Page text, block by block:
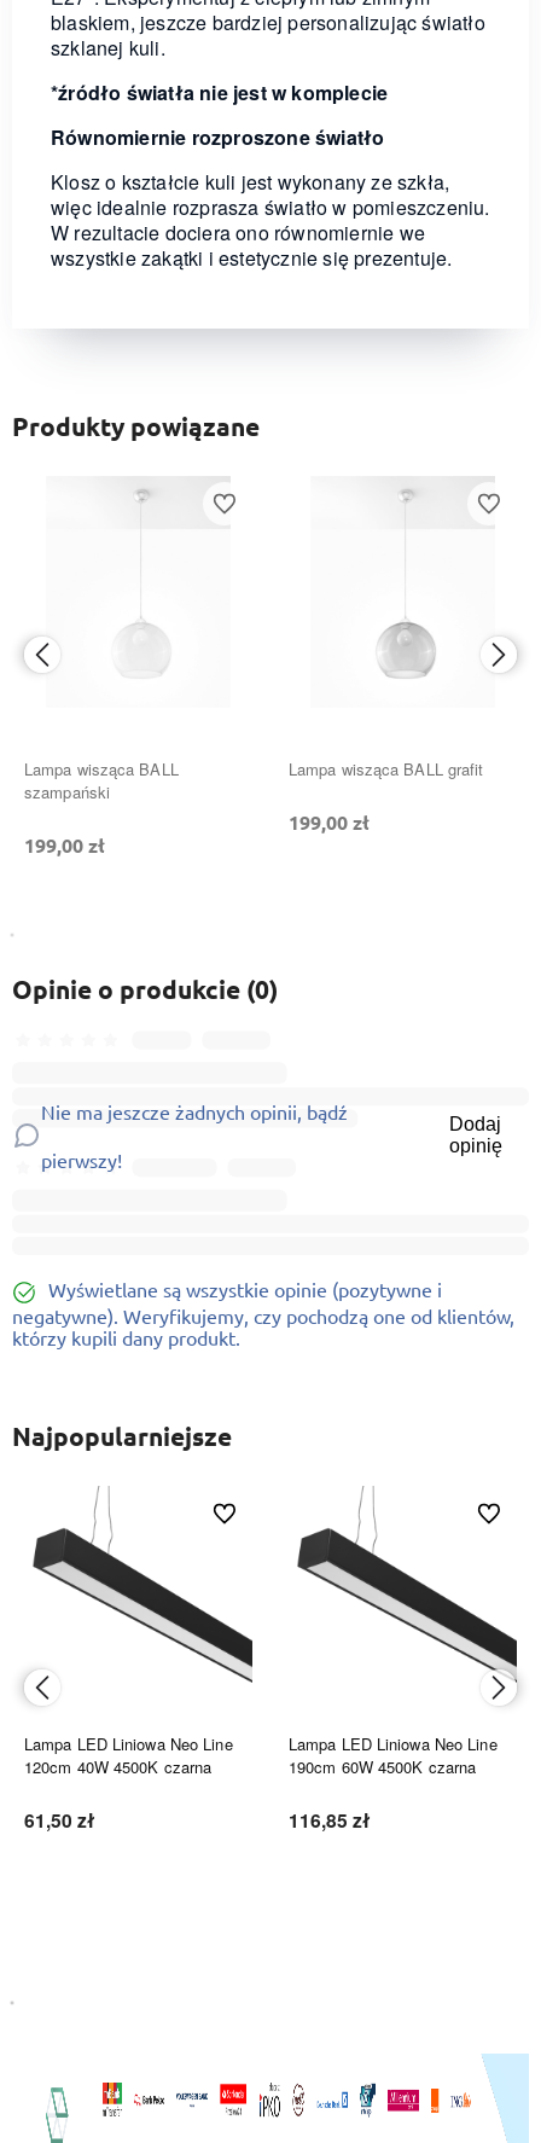
blaskiem, jeszcze bardziej personalizując światło
szklanej kuli.
*źródło światła nie jest w komplecie
Równomiernie rozproszone światło
Klosz o kształcie kuli jest wykonany ze szkła,
więc idealnie rozprasza światło w pomieszczeniu.
W rezultacie dociera ono równomiernie we
wszystkie zakątki i estetycznie się prezentuje.
Produkty powiązane
Lampa wisząca BALL
szampański
199,00 zł
Do ulubionych
Lampa wisząca BALL grafit
199,00 zł
Do
Opinie o produkcie (0)
Nie ma jeszcze żadnych opinii, bądź
pierwszy!
Dodaj
opinię
Wyświetlane są wszystkie opinie (pozytywne i
negatywne). Weryfikujemy, czy pochodzą one od klientów,
którzy kupili dany produkt.
Najpopularniejsze
Lampa LED Liniowa Neo Line
120cm 40W 4500K czarna
61,50 zł
Do ulubionych
Lampa LED Liniowa Neo Line
190cm 60W 4500K czarna
116,85 zł
Do